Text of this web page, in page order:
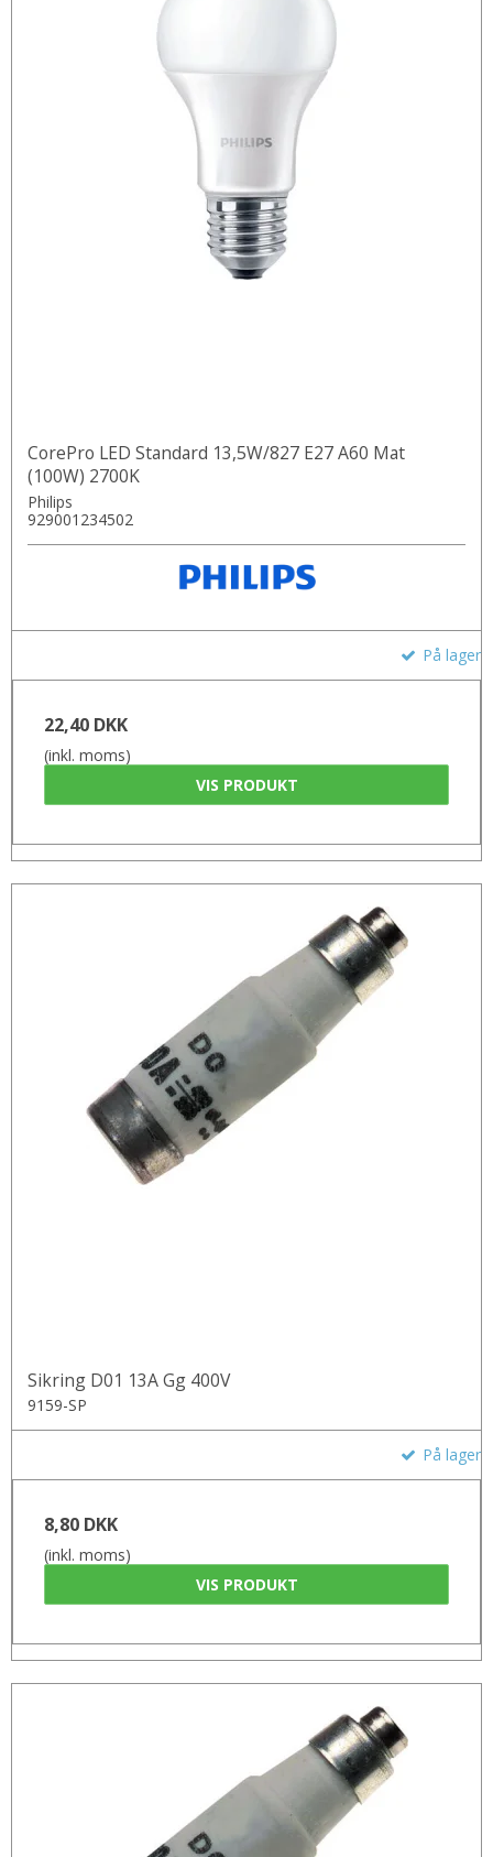
CorePro LED Standard 13,5W/827 E27 A60 Mat
(100W) 2700K
Philips
929001234502
På lager
22,40 DKK
(inkl. moms)
VIS PRODUKT
Sikring D01 13A Gg 400V
9159-SP
På lager
8,80 DKK
(inkl. moms)
VIS PRODUKT